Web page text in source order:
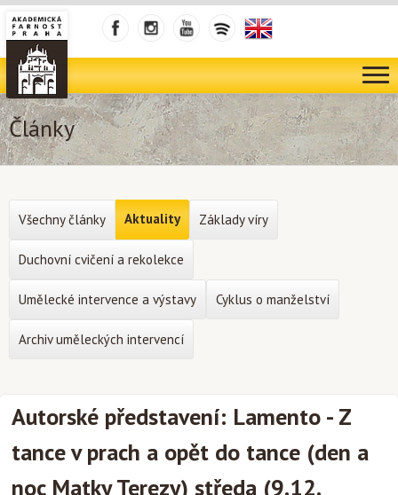
Články
Autorské představení: Lamento - Z
tance v prach a opět do tance (den a
noc Matky Terezy) středa (9.12.
Všechny články Aktuality Základy víry
Duchovní cvičení a rekolekce
Umělecké intervence a výstavy Cyklus o manželství
Archiv uměleckých intervencí